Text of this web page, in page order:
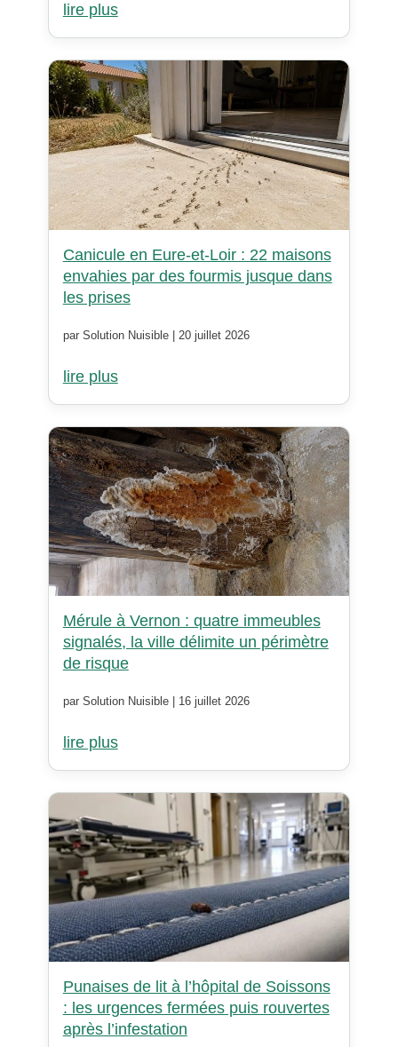
lire plus
Canicule en Eure-et-Loir : 22 maisons
envahies par des fourmis jusque dans
les prises
par Solution Nuisible | 20 juillet 2026
lire plus
Mérule à Vernon : quatre immeubles
signalés, la ville délimite un périmètre
de risque
par Solution Nuisible | 16 juillet 2026
lire plus
Punaises de lit à l’hôpital de Soissons
: les urgences fermées puis rouvertes
après l’infestation